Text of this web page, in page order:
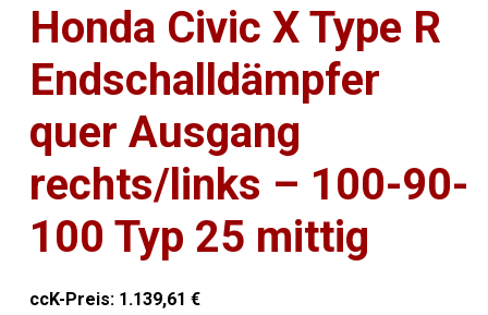
Honda Civic X Type R
Endschalldämpfer
quer Ausgang
rechts/links – 100-90-
100 Typ 25 mittig
ccK-Preis: 1.139,61€